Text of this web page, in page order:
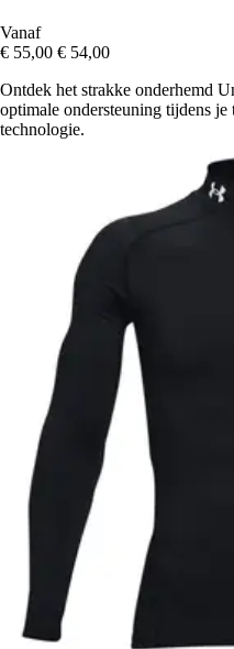
Vanaf
€ 55,00 € 54,00
Ontdek het strakke onderhemd
optimale ondersteuning tijdens
technologie.